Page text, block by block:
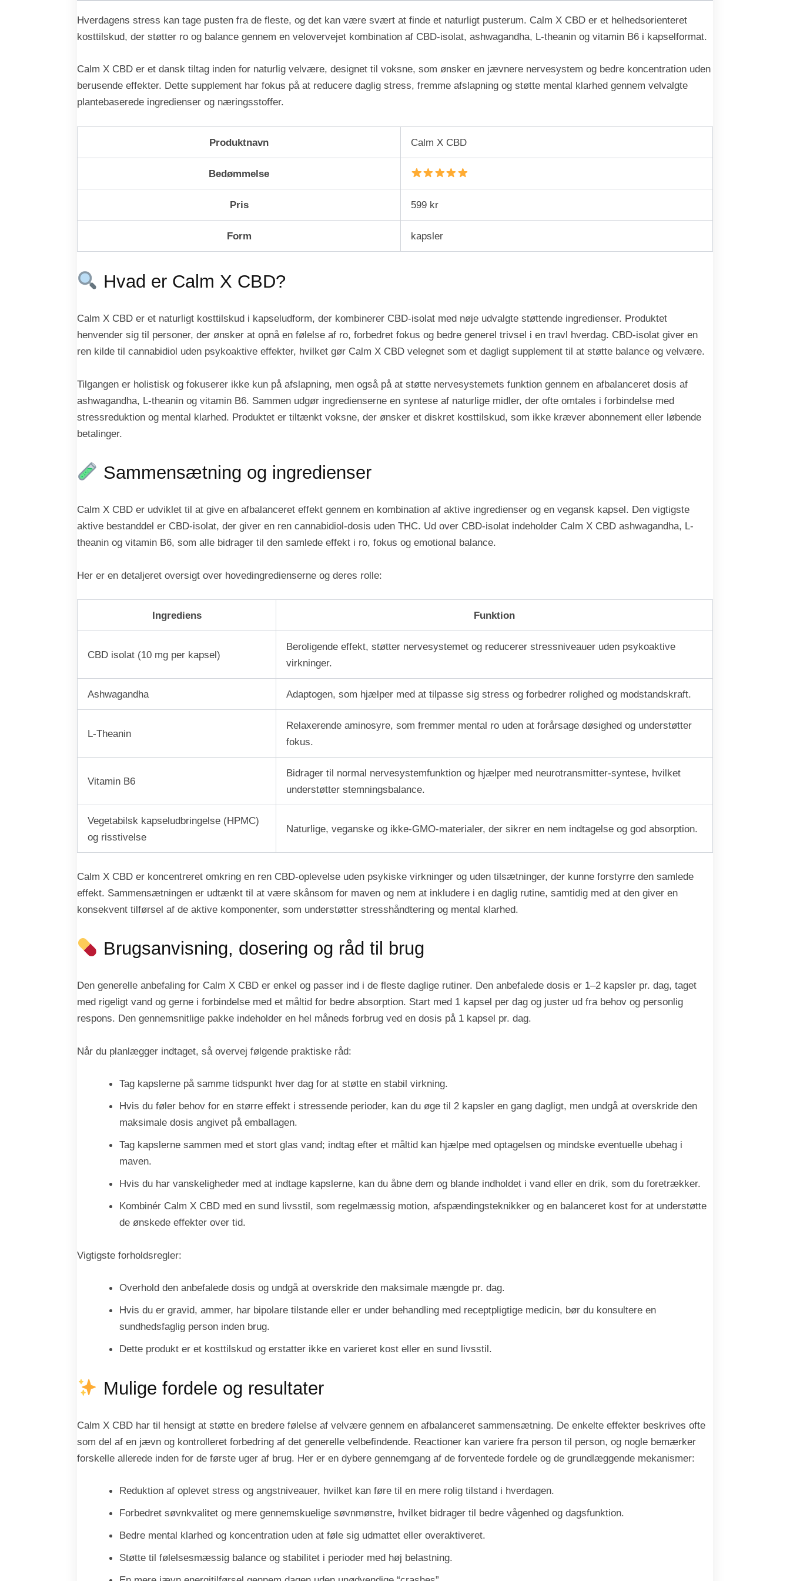
Hverdagens stress kan tage pusten fra de fleste, og det kan være svært at finde et naturligt pusterum. Calm X CBD er et helhedsorienteret
kosttilskud, der støtter ro og balance gennem en velovervejet kombination af CBD-isolat, ashwagandha, L-theanin og vitamin B6 i kapselformat.
Calm X CBD er et dansk tiltag inden for naturlig velvære, designet til voksne, som ønsker en jævnere nervesystem og bedre koncentration uden
berusende effekter. Dette supplement har fokus på at reducere daglig stress, fremme afslapning og støtte mental klarhed gennem velvalgte
plantebaserede ingredienser og næringsstoffer.
Produktnavn Calm X CBD
Bedømmelse
Pris 599 kr
Form kapsler
Hvad er Calm X CBD?
Calm X CBD er et naturligt kosttilskud i kapseludform, der kombinerer CBD-isolat med nøje udvalgte støttende ingredienser. Produktet
henvender sig til personer, der ønsker at opnå en følelse af ro, forbedret fokus og bedre generel trivsel i en travl hverdag. CBD-isolat giver en
ren kilde til cannabidiol uden psykoaktive effekter, hvilket gør Calm X CBD velegnet som et dagligt supplement til at støtte balance og velvære.
Tilgangen er holistisk og fokuserer ikke kun på afslapning, men også på at støtte nervesystemets funktion gennem en afbalanceret dosis af
ashwagandha, L-theanin og vitamin B6. Sammen udgør ingredienserne en syntese af naturlige midler, der ofte omtales i forbindelse med
stressreduktion og mental klarhed. Produktet er tiltænkt voksne, der ønsker et diskret kosttilskud, som ikke kræver abonnement eller løbende
betalinger.
Sammensætning og ingredienser
Calm X CBD er udviklet til at give en afbalanceret effekt gennem en kombination af aktive ingredienser og en vegansk kapsel. Den vigtigste
aktive bestanddel er CBD-isolat, der giver en ren cannabidiol-dosis uden THC. Ud over CBD-isolat indeholder Calm X CBD ashwagandha, L-
theanin og vitamin B6, som alle bidrager til den samlede effekt i ro, fokus og emotional balance.
Her er en detaljeret oversigt over hovedingredienserne og deres rolle:
Ingrediens Funktion
CBD isolat (10 mg per kapsel)
Beroligende effekt, støtter nervesystemet og reducerer stressniveauer uden psykoaktive
virkninger.
Ashwagandha Adaptogen, som hjælper med at tilpasse sig stress og forbedrer rolighed og modstandskraft.
L-Theanin
Relaxerende aminosyre, som fremmer mental ro uden at forårsage døsighed og understøtter
fokus.
Vitamin B6
Bidrager til normal nervesystemfunktion og hjælper med neurotransmitter-syntese, hvilket
understøtter stemningsbalance.
Vegetabilsk kapseludbringelse (HPMC)
og risstivelse
Naturlige, veganske og ikke-GMO-materialer, der sikrer en nem indtagelse og god absorption.
Calm X CBD er koncentreret omkring en ren CBD-oplevelse uden psykiske virkninger og uden tilsætninger, der kunne forstyrre den samlede
effekt. Sammensætningen er udtænkt til at være skånsom for maven og nem at inkludere i en daglig rutine, samtidig med at den giver en
konsekvent tilførsel af de aktive komponenter, som understøtter stresshåndtering og mental klarhed.
Brugsanvisning, dosering og råd til brug
Den generelle anbefaling for Calm X CBD er enkel og passer ind i de fleste daglige rutiner. Den anbefalede dosis er 1–2 kapsler pr. dag, taget
med rigeligt vand og gerne i forbindelse med et måltid for bedre absorption. Start med 1 kapsel per dag og juster ud fra behov og personlig
respons. Den gennemsnitlige pakke indeholder en hel måneds forbrug ved en dosis på 1 kapsel pr. dag.
Når du planlægger indtaget, så overvej følgende praktiske råd:
Tag kapslerne på samme tidspunkt hver dag for at støtte en stabil virkning.
Hvis du føler behov for en større effekt i stressende perioder, kan du øge til 2 kapsler en gang dagligt, men undgå at overskride den
maksimale dosis angivet på emballagen.
Tag kapslerne sammen med et stort glas vand; indtag efter et måltid kan hjælpe med optagelsen og mindske eventuelle ubehag i
maven.
Hvis du har vanskeligheder med at indtage kapslerne, kan du åbne dem og blande indholdet i vand eller en drik, som du foretrækker.
Kombinér Calm X CBD med en sund livsstil, som regelmæssig motion, afspændingsteknikker og en balanceret kost for at understøtte
de ønskede effekter over tid.
Vigtigste forholdsregler:
Overhold den anbefalede dosis og undgå at overskride den maksimale mængde pr. dag.
Hvis du er gravid, ammer, har bipolare tilstande eller er under behandling med receptpligtige medicin, bør du konsultere en
sundhedsfaglig person inden brug.
Dette produkt er et kosttilskud og erstatter ikke en varieret kost eller en sund livsstil.
Mulige fordele og resultater
Calm X CBD har til hensigt at støtte en bredere følelse af velvære gennem en afbalanceret sammensætning. De enkelte effekter beskrives ofte
som del af en jævn og kontrolleret forbedring af det generelle velbefindende. Reactioner kan variere fra person til person, og nogle bemærker
forskelle allerede inden for de første uger af brug. Her er en dybere gennemgang af de forventede fordele og de grundlæggende mekanismer:
Reduktion af oplevet stress og angstniveauer, hvilket kan føre til en mere rolig tilstand i hverdagen.
Forbedret søvnkvalitet og mere gennemskuelige søvnmønstre, hvilket bidrager til bedre vågenhed og dagsfunktion.
Bedre mental klarhed og koncentration uden at føle sig udmattet eller overaktiveret.
Støtte til følelsesmæssig balance og stabilitet i perioder med høj belastning.